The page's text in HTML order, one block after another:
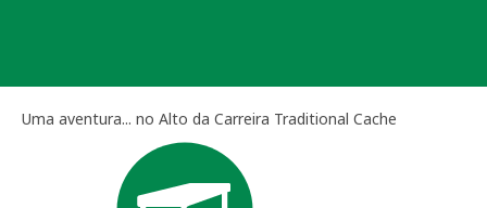
Uma aventura... no Alto da Carreira Traditional Cache